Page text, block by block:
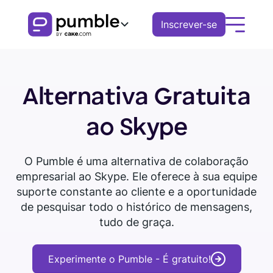
Inscrever-se
FUNCIONALIDADES
Mensagens
Threads
COLABORAÇÃO
Soluções
Remoto
Finanças
Logística
Educação
EXPLORE
Central de conhecimento
Blog
Baixe o
Pumble
Assista o tour
Agende uma
demonstração
Alternativa Gratuita
ao Skype
O Pumble é uma alternativa de colaboração
empresarial ao Skype. Ele oferece à sua equipe
suporte constante ao cliente e a oportunidade
de pesquisar todo o histórico de mensagens,
tudo de graça.
Experimente o Pumble - É gratuito!